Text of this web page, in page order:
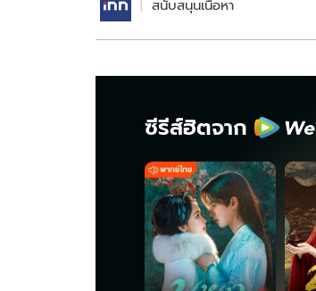
สนับสนุนเนื้อหา
ซีรีส์ฮิตจาก